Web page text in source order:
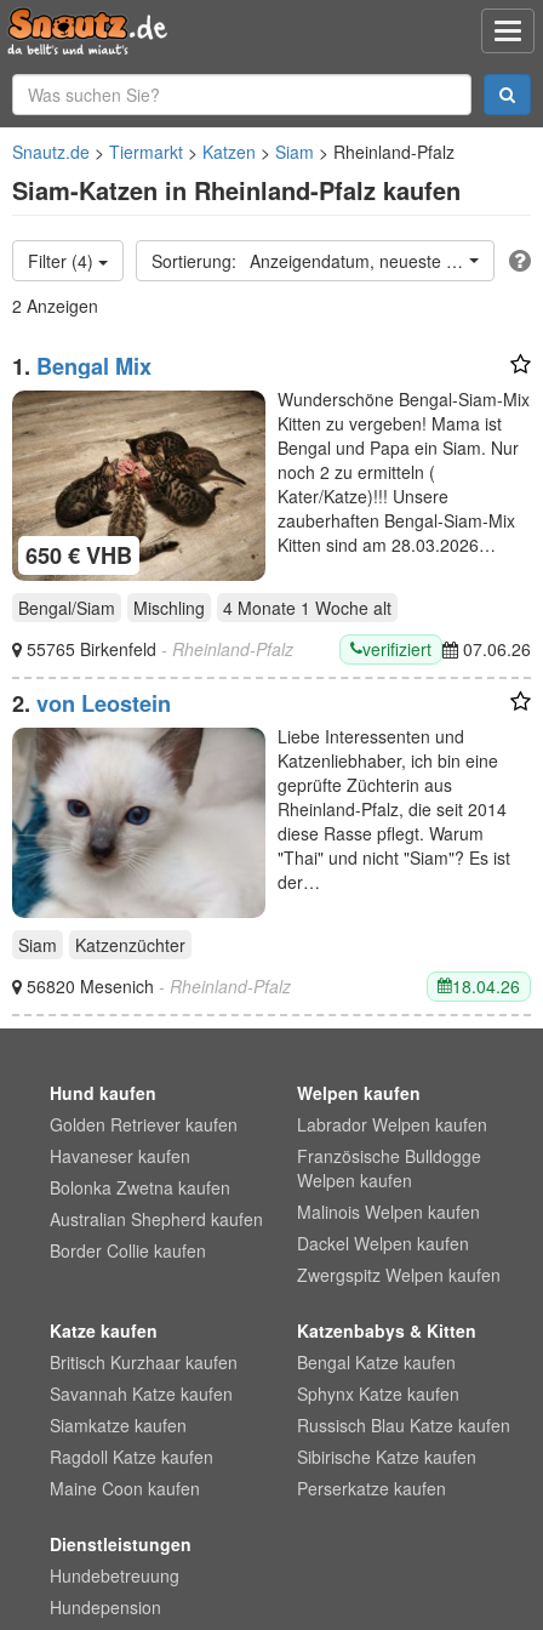
Snautz.de Tiermarkt Katzen Siam Rheinland-Pfalz
Siam-Katzen in Rheinland-Pfalz kaufen
Filter (4)
Anzeigendatum, neueste oben
2 Anzeigen
1. Bengal Mix
650 € VHB
Wunderschöne Bengal-Siam-Mix
Kitten zu vergeben! Mama ist
Bengal und Papa ein Siam. Nur
noch 2 zu ermitteln (
Kater/Katze)!!! Unsere
zauberhaften Bengal-Siam-Mix
Kitten sind am 28.03.2026…
Bengal/Siam Mischling 4 Monate 1 Woche alt
55765 Birkenfeld - Rheinland-Pfalz verifiziert 07.06.26
2. von Leostein
Liebe Interessenten und
Katzenliebhaber, ich bin eine
geprüfte Züchterin aus
Rheinland-Pfalz, die seit 2014
diese Rasse pflegt. Warum
"Thai" und nicht "Siam"? Es ist
der…
Siam
Katzenzüchter
56820 Mesenich - Rheinland-Pfalz 18.04.26
Hund kaufen
Golden Retriever kaufen
Havaneser kaufen
Bolonka Zwetna kaufen
Australian Shepherd kaufen
Border Collie kaufen
Welpen kaufen
Labrador Welpen kaufen
Französische Bulldogge
Welpen kaufen
Malinois Welpen kaufen
Dackel Welpen kaufen
Zwergspitz Welpen kaufen
Katze kaufen
Britisch Kurzhaar kaufen
Savannah Katze kaufen
Siamkatze kaufen
Ragdoll Katze kaufen
Maine Coon kaufen
Katzenbabys & Kitten
Bengal Katze kaufen
Sphynx Katze kaufen
Russisch Blau Katze kaufen
Sibirische Katze kaufen
Perserkatze kaufen
Dienstleistungen
Hundebetreuung
Hundepension